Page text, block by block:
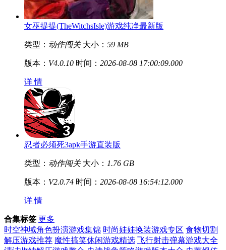
女巫提提(TheWitchsIsle)游戏纯净最新版
类型： 动作闯关 大小： 59 MB
版本： V4.0.10 时间： 2026-08-08 17:00:09.000
详 情
忍者必须死3apk手游直装版
类型： 动作闯关 大小： 1.76 GB
版本： V2.0.74 时间： 2026-08-08 16:54:12.000
详 情
合集标签 更多
时空神域角色扮演游戏集锦 时尚娃娃换装游戏专区 食物切割
解压游戏推荐 魔性搞笑休闲游戏精选 飞行射击弹幕游戏大全